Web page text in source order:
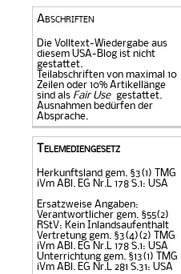
Abschriften
Die Volltext-Wiedergabe aus
diesem USA-Blog ist nicht
gestattet.
Teilabschriften von maximal 10
Zeilen oder 10% Artikellänge
sind als Fair Use
gestattet.
Ausnahmen bedürfen der
Absprache.
Telemediengesetz
Herkunftsland gem. §3(1)
TMG
iVm ABl. EG Nr.L 178 S.1: USA
Ersatzweise Angaben:
Verantwortlicher gem. §55(2)
RStV: Kein Inlandsaufenthalt
Vertretung gem. §3(4)(2) TMG
iVm ABl. EG Nr.L 178 S.1: USA
Unterrichtung gem. §13(1) TMG
iVm ABl. EG Nr.L 281 S.31: USA